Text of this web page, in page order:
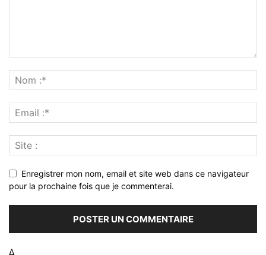
Enregistrer mon nom, email et site web dans ce navigateur
pour la prochaine fois que je commenterai.
Δ